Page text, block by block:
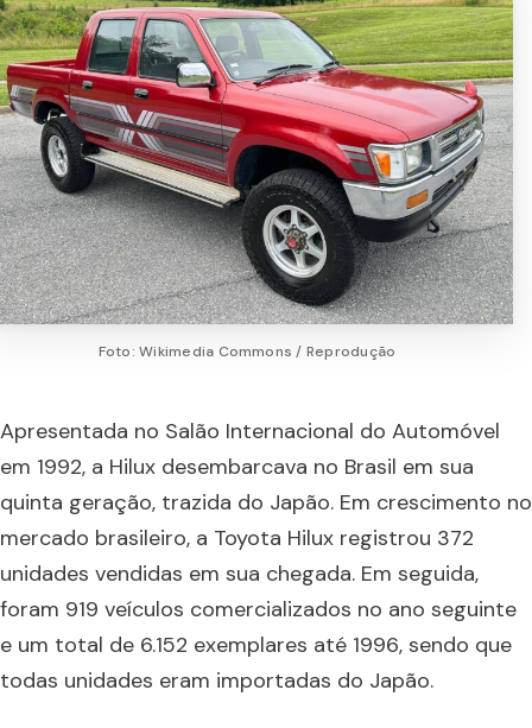
Foto: Wikimedia Commons / Reprodução
Apresentada no Salão Internacional do Automóvel
em 1992, a Hilux desembarcava no Brasil em sua
quinta geração, trazida do Japão. Em crescimento no
mercado brasileiro, a Toyota Hilux registrou 372
unidades vendidas em sua chegada. Em seguida,
foram 919 veículos comercializados no ano seguinte
e um total de 6.152 exemplares até 1996, sendo que
todas unidades eram importadas do Japão.